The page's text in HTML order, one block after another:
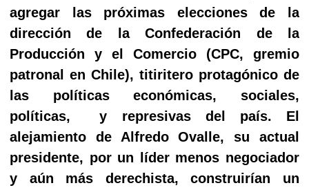
agregar las próximas elecciones de la
dirección de la Confederación de la
Producción y el Comercio (CPC, gremio
patronal en Chile), titiritero protagónico de
las políticas económicas, sociales,
políticas,
y represivas del país. El
alejamiento de Alfredo Ovalle, su actual
presidente, por un líder menos negociador
y aún más derechista, construirían un